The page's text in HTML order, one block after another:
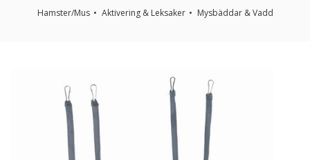
Hamster/Mus Aktivering & Leksaker Mysbäddar & Vadd